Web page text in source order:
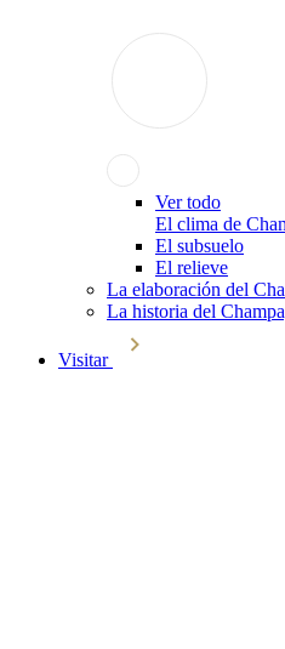
Ver todo
El clima de
El subsuelo
El relieve
La elaboración del
La historia del
Visitar